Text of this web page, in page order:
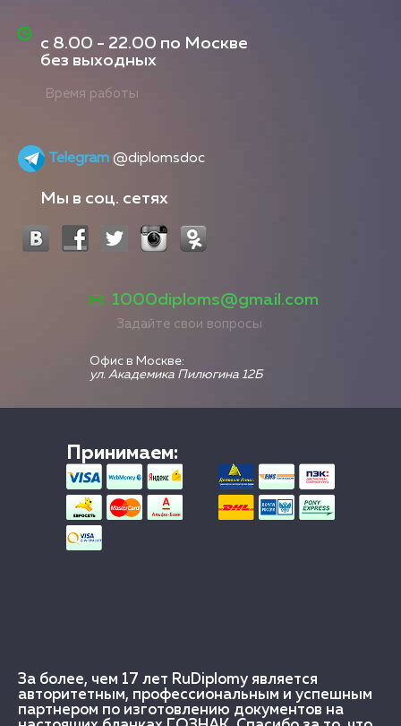
с 8.00 - 22.00 по Москве
без выходных
Время работы
Telegram @diplomsdoc
Мы в соц. сетях
1000diploms@gmail.com
Задайте свои вопросы
Офис в Москве:
ул. Академика Пилюгина 12Б
Принимаем:
За более, чем 17 лет RuDiplomy является
авторитетным, профессиональным и успешным
партнером по изготовлению документов на